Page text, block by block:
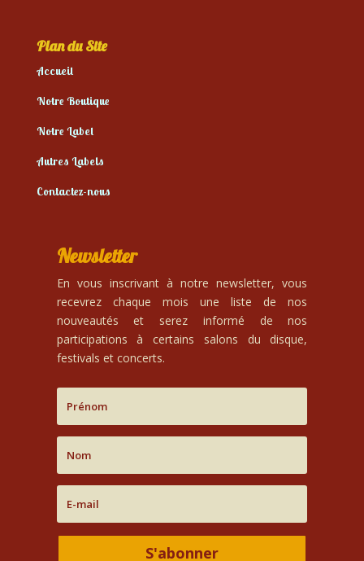
Plan du Site
Accueil
Notre Boutique
Notre Label
Autres Labels
Contactez-nous
Newsletter
En vous inscrivant à notre newsletter, vous
recevrez chaque mois une liste de nos
nouveautés et serez informé de nos
participations à certains salons du disque,
festivals et concerts.
S'abonner